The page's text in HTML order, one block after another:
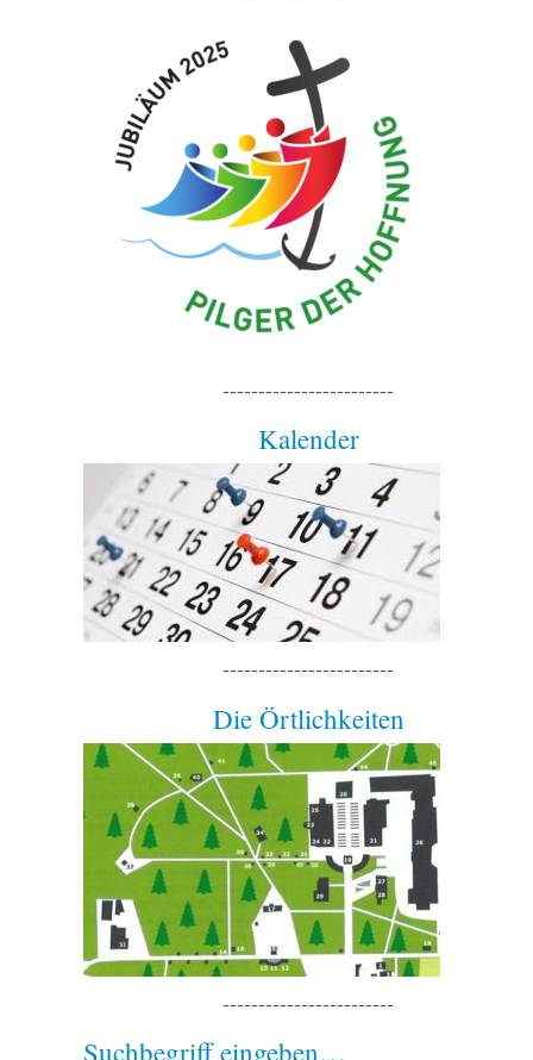
------------------------
Kalender
------------------------
Die Örtlichkeiten
------------------------
Suchbegriff eingeben…